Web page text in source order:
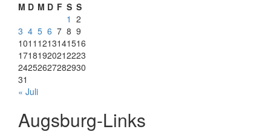
M D M D F S S
1 2
3 4 5 6 7 8 9
1011 1213141516
17181920212223
24252627282930
31
« Juli
Augsburg-Links